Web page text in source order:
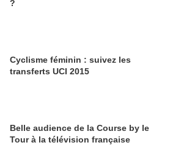
?
Cyclisme féminin : suivez les
transferts UCI 2015
Belle audience de la Course by le
Tour à la télévision française